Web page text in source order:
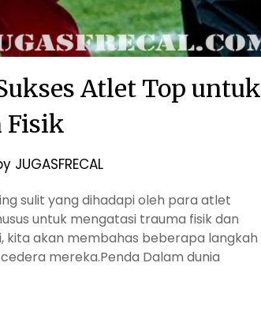
Atlet Top untuk
Fisik
JUGASFRECAL
sulit yang dihadapi oleh para atlet
untuk mengatasi trauma fisik dan
akan membahas beberapa langkah
mereka.Penda Dalam dunia